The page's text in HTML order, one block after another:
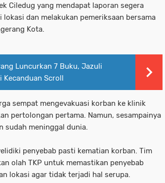
Ciledug yang mendapat laporan segera
lokasi dan melakukan pemeriksaan bersama
Kota.
Luncurkan 7 Buku, Jazuli
Kecanduan Scroll
sempat mengevakuasi korban ke klinik
pertolongan pertama. Namun, sesampainya
sudah meninggal dunia.
penyebab pasti kematian korban. Tim
olah TKP untuk memastikan penyebab
lokasi agar tidak terjadi hal serupa.